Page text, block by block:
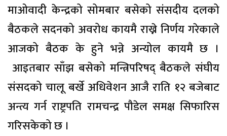
माओवादी केन्द्रको सोमबार बसेको संसदीय दलको
बैठकले सदनको अवरोध कायमै राख्ने निर्णय गरेकाले
आजको बैठक के हुने भन्ने अन्योल कायमै छ ।
आइतबार साँझ बसेको मन्त्रिपरिषद् बैठकले संघीय
संसदको चालू बर्खे अधिवेशन आजै राति १२ बजेबाट
अन्त्य गर्न राष्ट्रपति रामचन्द्र पौडेल समक्ष सिफारिस
गरिसकेको छ ।